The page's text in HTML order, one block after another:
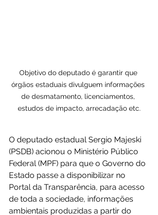
Objetivo do deputado é garantir que
órgãos estaduais divulguem informações
de desmatamento, licenciamentos,
estudos de impacto, arrecadação etc.
O deputado estadual Sergio Majeski
(PSDB) acionou o Ministério Público
Federal (MPF) para que o Governo do
Estado passe a disponibilizar no
Portal da Transparência, para acesso
de toda a sociedade, informações
ambientais produzidas a partir do